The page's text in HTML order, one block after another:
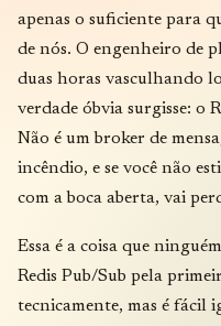
apenas o suficiente para
de nós. O engenheiro de
duas horas vasculhando
verdade óbvia surgisse: o
Não é um broker de
incêndio, e se você não
com a boca aberta, vai
Essa é a coisa que
Redis Pub/Sub pela
tecnicamente, mas é fácil